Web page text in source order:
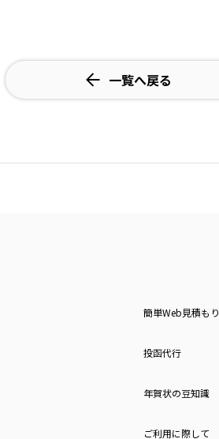
一覧へ戻る
簡単Web見積もり
投函代行
年賀状の豆知識
ご利用に際して